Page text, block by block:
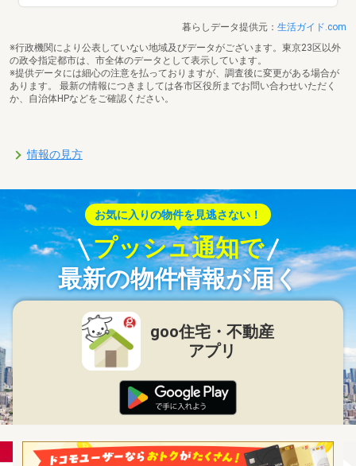
暮らしデータ提供元： 生活ガイド.com
※行政機関により公表していない地域及びデータがございます。東京23区以外
の政令指定都市は、市全体のデータとして表示しています。
※提供データには細心の注意を払っておりますが、調査後に変更がある場合が
あります。 最新の情報につきましては各市区役所までお問い合わせいただく
か、自治体HPなどをご確認ください。
情報の見方
お気に入りの物件を見逃さない！
プッシュ通知で
最新の物件情報が届く
goo住宅・不動産
アプリ